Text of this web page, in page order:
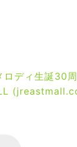
ロディ生誕30